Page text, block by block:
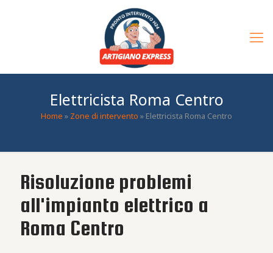
Elettricista Roma Centro
Home » Zone di intervento » Elettricista Roma Centro
Risoluzione problemi
all'impianto elettrico a
Roma Centro